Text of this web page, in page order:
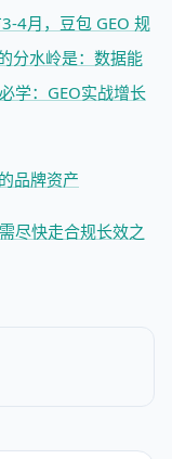
3-4月，豆包 GEO 规
分水岭是：数据能
学：GEO实战增长
品牌资产
尽快走合规长效之